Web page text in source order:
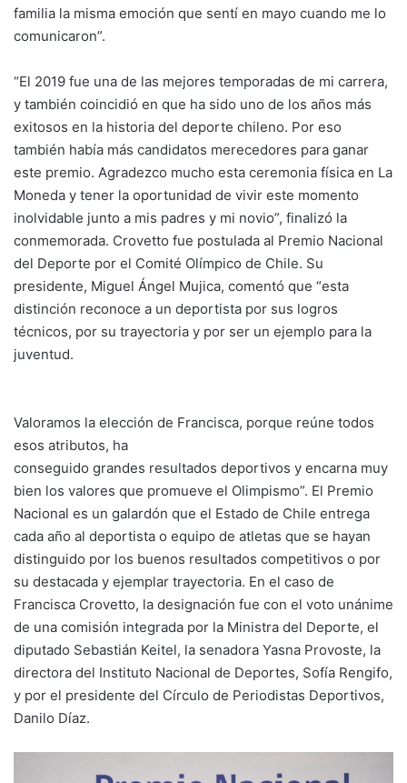
familia la misma emoción que sentí en mayo cuando me lo
comunicaron”.
“El 2019 fue una de las mejores temporadas de mi carrera,
y también coincidió en que ha sido uno de los años más
exitosos en la historia del deporte chileno. Por eso
también había más candidatos merecedores para ganar
este premio. Agradezco mucho esta ceremonia física en La
Moneda y tener la oportunidad de vivir este momento
inolvidable junto a mis padres y mi novio”, finalizó la
conmemorada. Crovetto fue postulada al Premio Nacional
del Deporte por el Comité Olímpico de Chile. Su
presidente, Miguel Ángel Mujica, comentó que “esta
distinción reconoce a un deportista por sus logros
técnicos, por su trayectoria y por ser un ejemplo para la
juventud.
Valoramos la elección de Francisca, porque reúne todos
esos atributos, ha
conseguido grandes resultados deportivos y encarna muy
bien los valores que promueve el Olimpismo”. El Premio
Nacional es un galardón que el Estado de Chile entrega
cada año al deportista o equipo de atletas que se hayan
distinguido por los buenos resultados competitivos o por
su destacada y ejemplar trayectoria. En el caso de
Francisca Crovetto, la designación fue con el voto unánime
de una comisión integrada por la Ministra del Deporte, el
diputado Sebastián Keitel, la senadora Yasna Provoste, la
directora del Instituto Nacional de Deportes, Sofía Rengifo,
y por el presidente del Círculo de Periodistas Deportivos,
Danilo Díaz.